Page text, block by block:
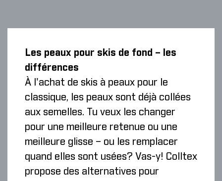
Les peaux pour skis de fond – les
différences
À l'achat de skis à peaux pour le
classique, les peaux sont déjà collées
aux semelles. Tu veux les changer
pour une meilleure retenue ou une
meilleure glisse – ou les remplacer
quand elles sont usées? Vas-y! Colltex
propose des alternatives pour